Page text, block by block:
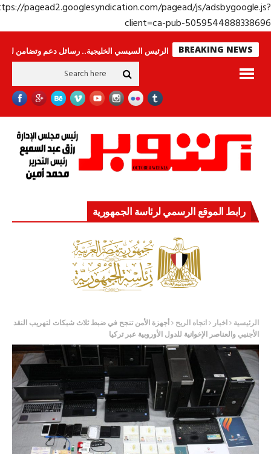
https://pagead2.googlesyndication.com/pagead/js/
client=ca-pub-
BREAKING NEWSينامون جولة الرئيس السيسي الخليجية.. رسائل دعم وتضامن للأشقاء
رابط الموقع الرسمي لرئاسة الجمهورية
الرئيسية اخبار اتجاه الريح أجهزة الأمن تنجح في ضبط ثلاث شبكات لتهريب النقد
الأجنبي والعناصر الإخوانية للدول الأوروبية عبر تركيا